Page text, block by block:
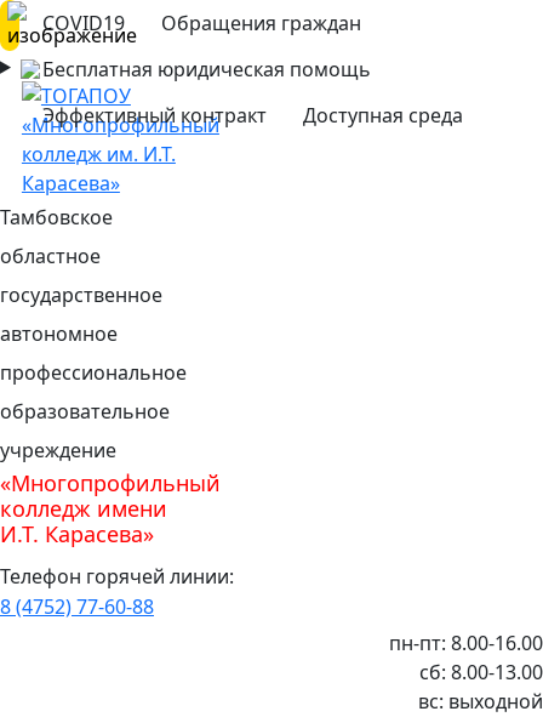
COVID19
Обращения граждан
Бесплатная юридическая помощь
Эффективный контракт
Доступная среда
Тамбовское
областное
государственное
автономное
профессиональное
образовательное
учреждение
«Многопрофильный
колледж имени
И.Т. Карасева»
Телефон горячей линии:
8 (4752) 77-60-88
пн-пт: 8.00-16.00
сб: 8.00-13.00
вс: выходной